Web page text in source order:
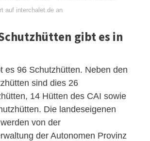
auf interchalet.de an
gibt es in
es 96 Schutzhütten. Neben den
sind dies 26
14 Hütten des CAI sowie
Die landeseigenen
von der
der Autonomen Provinz